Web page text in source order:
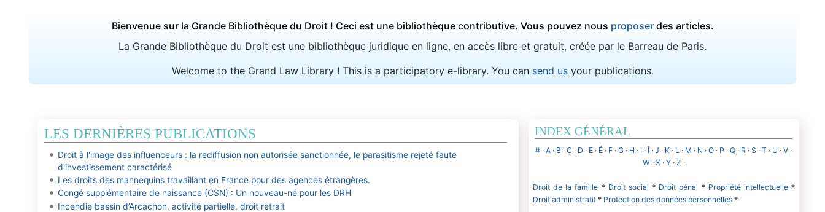
Bienvenue sur la Grande Bibliothèque du Droit ! Ceci est une bibliothèque contributive. Vous pouvez nous proposerdes articles.
La Grande Bibliothèque du Droit est une bibliothèque juridique en ligne, en accès libre et gratuit, créée par le Barreau de Paris.
Welcome to the Grand Law Library ! This is a participatory e-library. You can send usyour publications.
LES DERNIÈRES PUBLICATIONS
Droit à l'image des influenceurs : la rediffusion non autorisée sanctionnée, le parasitisme rejeté faute
d'investissement caractérisé
Les droits des mannequins travaillant en France pour des agences étrangères.
Congé supplémentaire de naissance (CSN) : Un nouveau-né pour les DRH
Incendie bassin d’Arcachon, activité partielle, droit retrait
INDEX GÉNÉRAL
# ·A · B ·C · D · E · É · F ·G · H · I ·Î·J · K · L · M · N ·O · P ·Q · R ·S ·T · U ·V ·
W· X· Y· Z ·
Droit de la famille * Droit social * Droit pénal * Propriété intellectuelle*
Droit administratif * Protection des données personnelles*